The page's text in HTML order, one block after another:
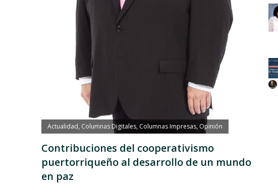
Actualidad, Columnas Digitales, Columnas Impresas, Opinión
Contribuciones del cooperativismo
puertorriqueño al desarrollo de un mundo
en paz